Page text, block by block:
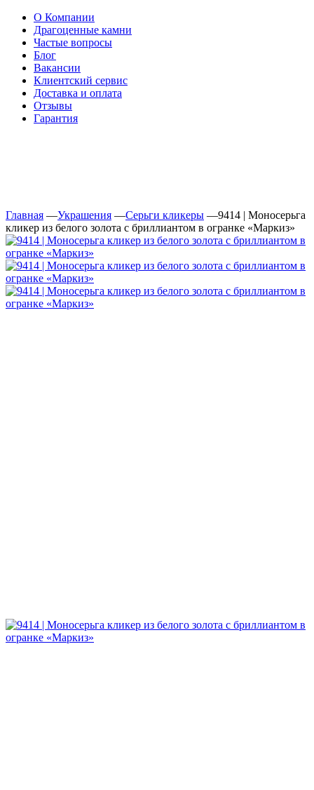
О Компании
Драгоценные камни
Частые вопросы
Блог
Вакансии
Клиентский сервис
Доставка и оплата
Отзывы
Гарантия
Главная —Украшения —Серьги кликеры —9414 | Моносерьга
кликер из белого золота с бриллиантом в огранке «Маркиз»